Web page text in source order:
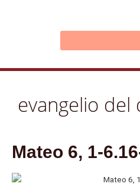
evangelio del
Mateo 6, 1-